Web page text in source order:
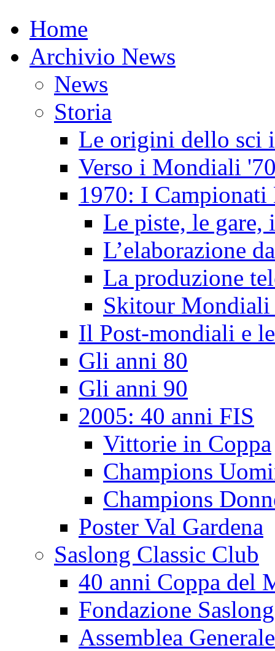
Home
Archivio News
News
Storia
Le origini dello sci
Verso i Mondiali
1970: I
Le piste, le
L’elaborazione
La produzione
Skitour Mondiali
Il Post-mondiali e
Gli anni 80
Gli anni 90
2005: 40 anni FIS
Vittorie in Coppa
Champions
Champions
Poster Val Gardena
Saslong Classic Club
40 anni Coppa del
Fondazione Saslong
Assemblea Generale